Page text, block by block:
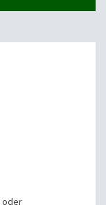
oder